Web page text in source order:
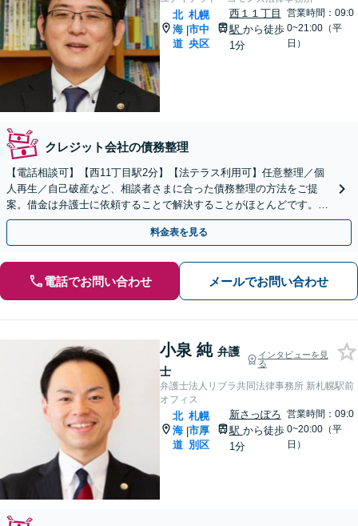
北
海
道
|
札幌
市中
央区
西１１丁目
駅 から徒歩
1分
営業時間：09:0
0~21:00（平
日）
クレジット会社の債務整理
【電話相談可】【西11丁目駅2分】【法テラス利用可】任意整理／個
人再生／自己破産など、相談者さまに合った債務整理の方法をご提
案。借金は弁護士に依頼することで解決することがほとんどです。ぜ
ひお早めにご相談ください。【初回相談無料】
料金表を見る
電話でお問い合わせ メールでお問い合わせ
小泉 純 弁護
士
インタビューを見
る
弁護士法人リブラ共同法律事務所 新札幌駅前
オフィス
北
海
道
|
札幌
市厚
別区
新さっぽろ
駅 から徒歩
1分
営業時間：09:0
0~20:00（平
日）